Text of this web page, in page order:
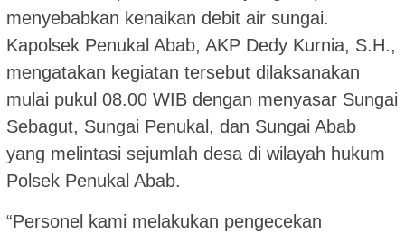
menyebabkan kenaikan debit air sungai.
Kapolsek Penukal Abab, AKP Dedy Kurnia, S.H.,
mengatakan kegiatan tersebut dilaksanakan
mulai pukul 08.00 WIB dengan menyasar Sungai
Sebagut, Sungai Penukal, dan Sungai Abab
yang melintasi sejumlah desa di wilayah hukum
Polsek Penukal Abab.
“Personel kami melakukan pengecekan